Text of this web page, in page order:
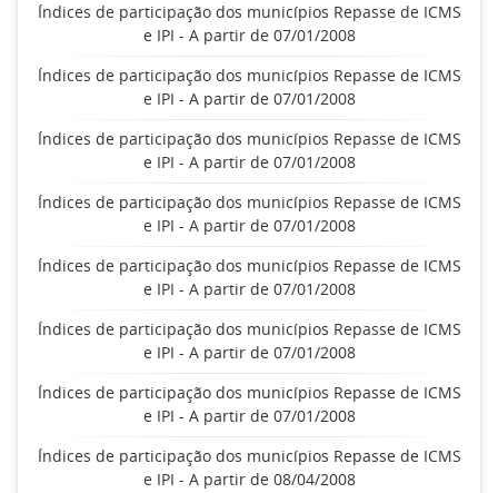
Índices de participação dos municípios Repasse de ICMS
e IPI - A partir de 07/01/2008
Índices de participação dos municípios Repasse de ICMS
e IPI - A partir de 07/01/2008
Índices de participação dos municípios Repasse de ICMS
e IPI - A partir de 07/01/2008
Índices de participação dos municípios Repasse de ICMS
e IPI - A partir de 07/01/2008
Índices de participação dos municípios Repasse de ICMS
e IPI - A partir de 07/01/2008
Índices de participação dos municípios Repasse de ICMS
e IPI - A partir de 07/01/2008
Índices de participação dos municípios Repasse de ICMS
e IPI - A partir de 07/01/2008
Índices de participação dos municípios Repasse de ICMS
e IPI - A partir de 08/04/2008